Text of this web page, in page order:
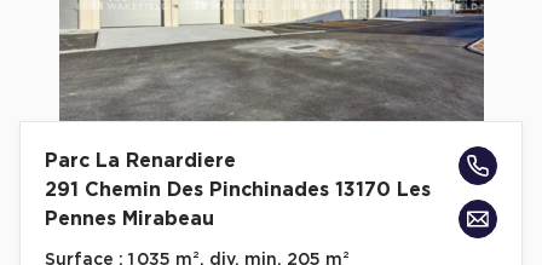
Parc La Renardiere
291 Chemin Des Pinchinades 13170 Les
Pennes Mirabeau
Surface : 1 035 m², div. min. 205 m²